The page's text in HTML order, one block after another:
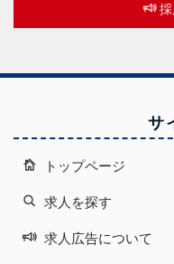
採
サ
トップページ
求人を探す
求人広告について